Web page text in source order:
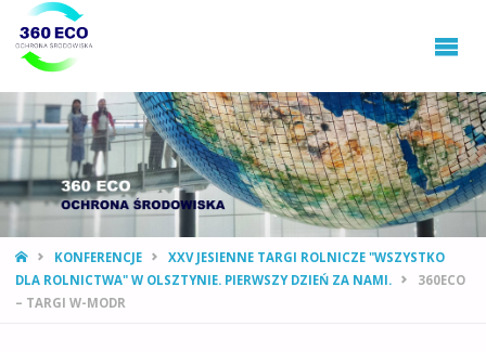
STRONA
GŁÓWNA
KONFERENCJE
XXV JESIENNE TARGI ROLNICZE "WSZYSTKO
DLA ROLNICTWA" W OLSZTYNIE. PIERWSZY DZIEŃ ZA NAMI.
360ECO
– TARGI W-MODR